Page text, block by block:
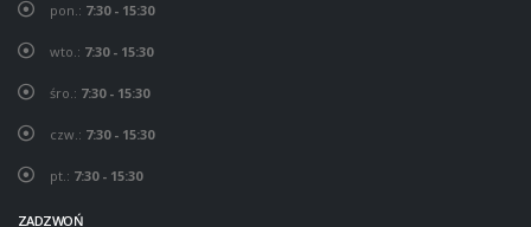
pon.: 7:30 - 15:30
wto.: 7:30 - 15:30
śro.: 7:30 - 15:30
czw.: 7:30 - 15:30
pt.: 7:30 - 15:30
ZADZWOŃ